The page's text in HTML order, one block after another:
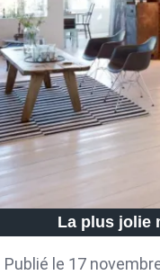
La plus jolie
Publié le 17